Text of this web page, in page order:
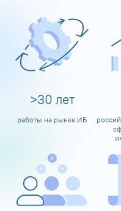
>30 лет
работы на рынке ИБ